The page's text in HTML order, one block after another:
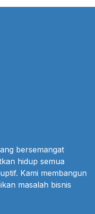
bersemangat
hidup semua
Kami membangun
masalah bisnis